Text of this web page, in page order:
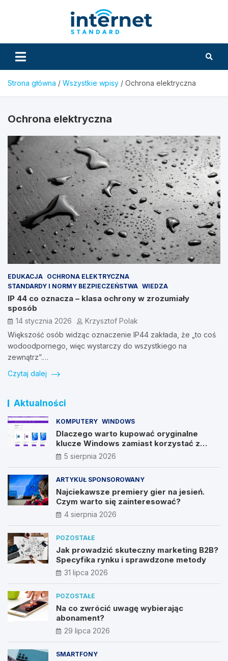
Strona główna Wszystkie wpisy Ochrona elektryczna
Ochrona elektryczna
EDUKACJA OCHRONA ELEKTRYCZNA
STANDARDY I NORMY BEZPIECZEŃSTWA WIEDZA
IP 44 co oznacza – klasa ochrony w zrozumiały
sposób
14 stycznia 2026
Krzysztof Polak
Większość osób widząc oznaczenie IP44 zakłada, że „to coś
wodoodpornego, więc wystarczy do wszystkiego na
zewnątrz”.…
Czytaj dalej
Aktualności
KOMPUTERY WINDOWS
Dlaczego warto kupować oryginalne
klucze Windows zamiast korzystać z
nieautoryzowanych źródeł?
5 sierpnia 2026
ARTYKUŁ SPONSOROWANY
Najciekawsze premiery gier na jesień.
Czym warto się zainteresować?
4 sierpnia 2026
POZOSTAŁE
Jak prowadzić skuteczny marketing B2B?
Specyfika rynku i sprawdzone metody
31 lipca 2026
POZOSTAŁE
Na co zwrócić uwagę wybierając
abonament?
29 lipca 2026
SMARTFONY